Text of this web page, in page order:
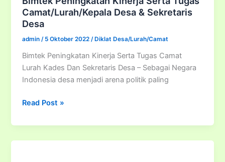
Pengelolaan
dan
Pertanggungjawaban
Dana
Desa
terkait
Pemeriksaan
Camat/Lurah/Kepala Desa & Sekretaris
Desa
admin/ 5 Oktober 2022/ Diklat Desa/Lurah/Camat
Bimtek Peningkatan Kinerja Serta Tugas Camat
Lurah Kades Dan Sekretaris Desa – Sebagai Negara
Indonesia desa menjadi arena politik paling
Bimtek
Kinerja
Serta
Read Post »